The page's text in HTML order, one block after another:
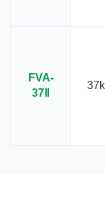
FVA-
37Ⅱ